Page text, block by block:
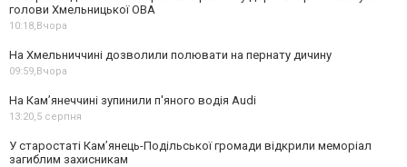
голови Хмельницької ОВА
10:18,Вчора
На Хмельниччині дозволили полювати на пернату дичину
09:59,Вчора
На Камʼянеччині зупинили п'яного водія Audi
13:20,5 серпня
У старостаті Кам’янець-Подільської громади відкрили меморіал
загиблим захисникам